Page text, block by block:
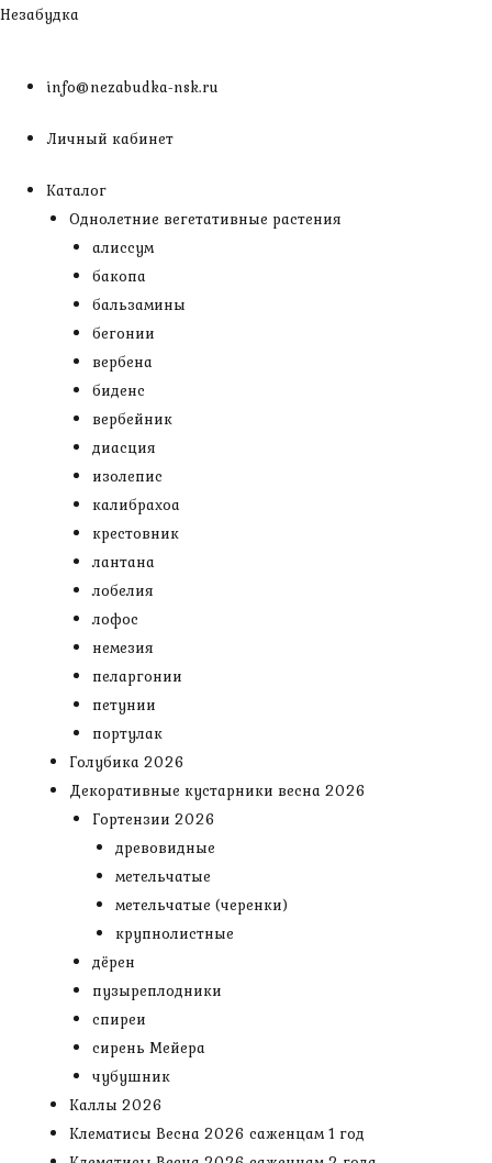
Перейти
Незабудка
info@nezabudka-nsk.ru
Личный кабинет
Каталог
Однолетние вегетативные растения
алиссум
бакопа
бальзамины
бегонии
вербена
биденс
вербейник
диасция
изолепис
калибрахоа
крестовник
лантана
лобелия
лофос
немезия
пеларгонии
петунии
портулак
Голубика 2026
Декоративные кустарники весна 2026
Гортензии 2026
древовидные
метельчатые
метельчатые (черенки)
крупнолистные
дёрен
пузыреплодники
спиреи
сирень Мейера
чубушник
Каллы 2026
Клематисы Весна 2026 саженцам 1 год